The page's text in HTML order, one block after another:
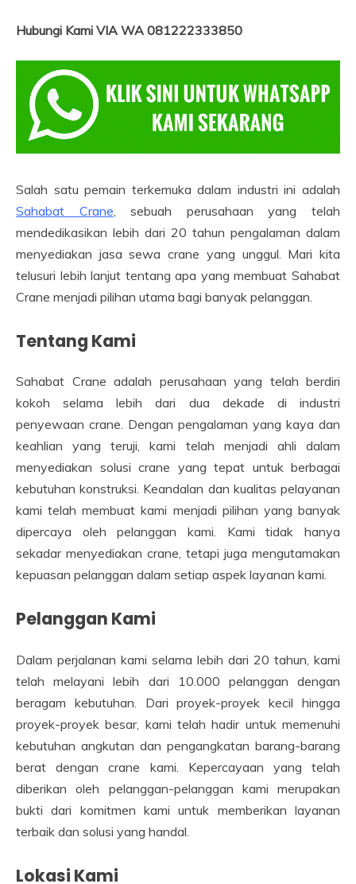
Hubungi Kami VIA WA 081222333850
Salah satu pemain terkemuka dalam industri ini adalah
Sahabat Crane , sebuah perusahaan yang telah
mendedikasikan lebih dari 20 tahun pengalaman dalam
menyediakan jasa sewa crane yang unggul. Mari kita
telusuri lebih lanjut tentang apa yang membuat Sahabat
Crane menjadi pilihan utama bagi banyak pelanggan.
Tentang Kami
Sahabat Crane adalah perusahaan yang telah berdiri
kokoh selama lebih dari dua dekade di industri
penyewaan crane. Dengan pengalaman yang kaya dan
keahlian yang teruji, kami telah menjadi ahli dalam
menyediakan solusi crane yang tepat untuk berbagai
kebutuhan konstruksi. Keandalan dan kualitas pelayanan
kami telah membuat kami menjadi pilihan yang banyak
dipercaya oleh pelanggan kami. Kami tidak hanya
sekadar menyediakan crane, tetapi juga mengutamakan
kepuasan pelanggan dalam setiap aspek layanan kami.
Pelanggan Kami
Dalam perjalanan kami selama lebih dari 20 tahun, kami
telah melayani lebih dari 10.000 pelanggan dengan
beragam kebutuhan. Dari proyek-proyek kecil hingga
proyek-proyek besar, kami telah hadir untuk memenuhi
kebutuhan angkutan dan pengangkatan barang-barang
berat dengan crane kami. Kepercayaan yang telah
diberikan oleh pelanggan-pelanggan kami merupakan
bukti dari komitmen kami untuk memberikan layanan
terbaik dan solusi yang handal.
Lokasi Kami